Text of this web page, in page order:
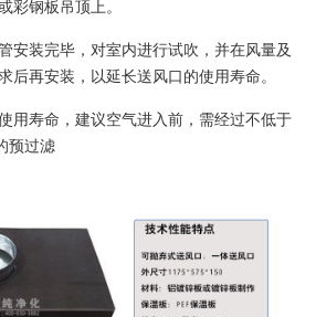
钢板吊顶上。
安装完毕，对室内进行试吹，并在风量及
后再安装，以延长送风口的使用寿命。
用寿命，建议空气进入前，需经过不低于
预过滤